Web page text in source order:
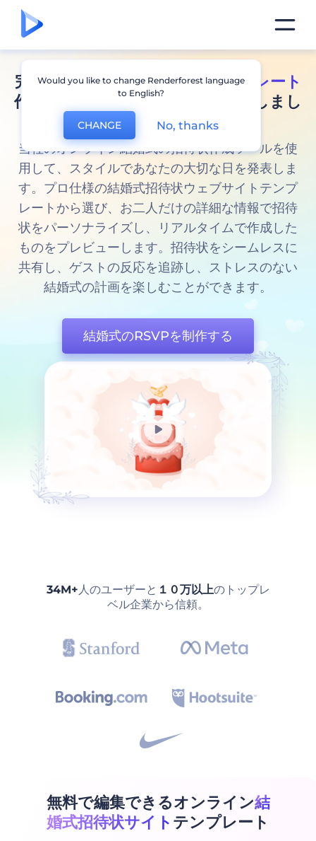
完璧なオンライン招待状用テンプレート
作成ツールで夢の一日をデザインしまし
ょう
当社のオンライン結婚式の招待状作成ツールを使
用して、スタイルであなたの大切な日を発表しま
す。プロ仕様の結婚式招待状ウェブサイトテンプ
レートから選び、お二人だけの詳細な情報で招待
状をパーソナライズし、リアルタイムで作成した
ものをプレビューします。招待状をシームレスに
共有し、ゲストの反応を追跡し、ストレスのない
結婚式の計画を楽しむことができます。
結婚式のRSVPを制作する
34M+人のユーザーと １０万以上のトップレ
ベル企業から信頼。
無料で編集できるオンライン結
婚式招待状サイト テンプレート
Would you like to change Renderforest language
to English?
CHANGE No, thanks